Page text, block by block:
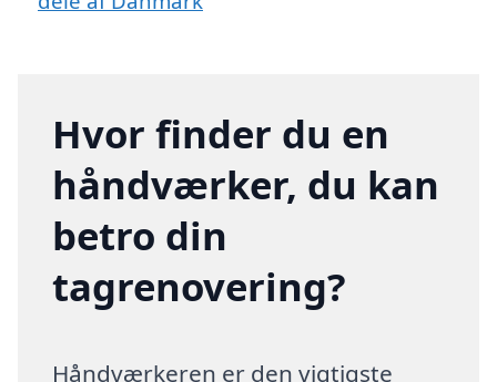
Hvor finder du en
håndværker, du kan
betro din
tagrenovering?
Håndværkeren er den vigtigste